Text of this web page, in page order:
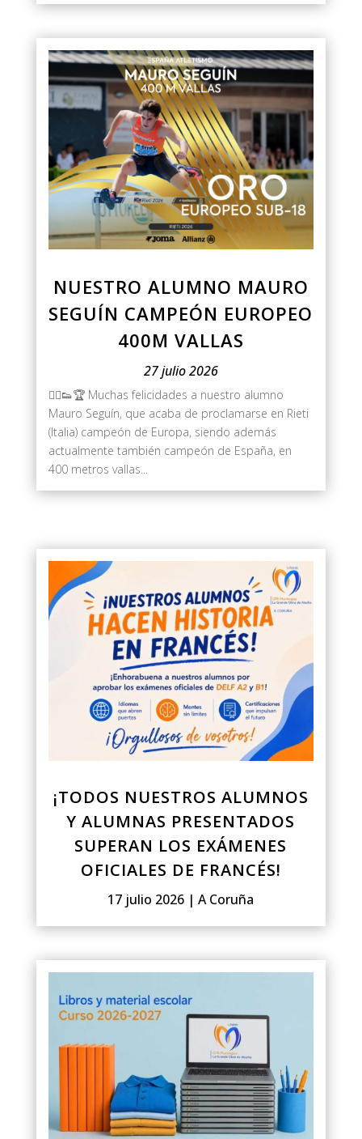
NUESTRO ALUMNO MAURO
SEGUÍN CAMPEÓN EUROPEO
400M VALLAS
27 julio 2026
🏃‍♂️👟🏆 Muchas felicidades a nuestro alumno
Mauro Seguín, que acaba de proclamarse en Rieti
(Italia) campeón de Europa, siendo además
actualmente también campeón de España, en
400 metros vallas...
¡TODOS NUESTROS ALUMNOS
Y ALUMNAS PRESENTADOS
SUPERAN LOS EXÁMENES
OFICIALES DE FRANCÉS!
17 julio 2026 |A Coruña